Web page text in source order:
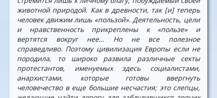
животной природой. Как в древности, так [и] теперь
человек движим лишь «пользой». Деятельность, цели
и нравственность прикреплены к «пользе» и
вертятся вокруг нее… Но не все полезное
справедливо. Поэтому цивилизация Европы если не
породила, то широко развила различные секты
протестантов, именуемых здесь социалистами,
анархистами, которые готовы ввергнуть
человечество в еще большие несчастия; это слепцы,